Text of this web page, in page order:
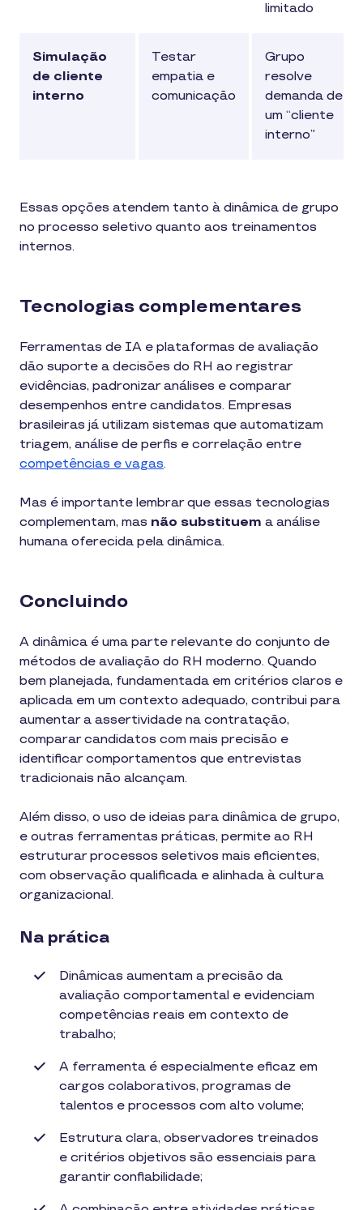
limitado
Simulação
de cliente
interno
Testar
empatia e
comunicação
Grupo
resolve
demanda de
um “cliente
interno”
Essas opções atendem tanto à dinâmica de grupo
no processo seletivo quanto aos treinamentos
internos.
Tecnologias complementares
Ferramentas de IA e plataformas de avaliação
dão suporte a decisões do RH ao registrar
evidências, padronizar análises e comparar
desempenhos entre candidatos. Empresas
brasileiras já utilizam sistemas que automatizam
triagem, análise de perfis e correlação entre
competências e vagas.
Mas é importante lembrar que essas tecnologias
complementam, mas não substituem a análise
humana oferecida pela dinâmica.
Concluindo
A dinâmica é uma parte relevante do conjunto de
métodos de avaliação do RH moderno. Quando
bem planejada, fundamentada em critérios claros e
aplicada em um contexto adequado, contribui para
aumentar a assertividade na contratação,
comparar candidatos com mais precisão e
identificar comportamentos que entrevistas
tradicionais não alcançam.
Além disso, o uso de ideias para dinâmica de grupo,
e outras ferramentas práticas, permite ao RH
estruturar processos seletivos mais eficientes,
com observação qualificada e alinhada à cultura
organizacional.
Na prática
Dinâmicas aumentam a precisão da
avaliação comportamental e evidenciam
competências reais em contexto de
trabalho;
A ferramenta é especialmente eficaz em
cargos colaborativos, programas de
talentos e processos com alto volume;
Estrutura clara, observadores treinados
e critérios objetivos são essenciais para
garantir confiabilidade;